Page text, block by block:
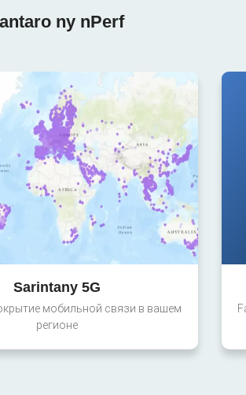
ny nPerf
Sarintany 5G
мобильной связи в вашем
регионе